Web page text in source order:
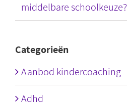
middelbare schoolkeuze?
Categorieën
Aanbod kindercoaching
Adhd